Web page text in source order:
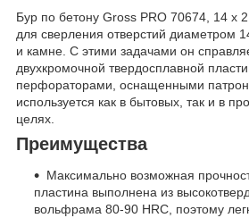
Бур по бетону Gross PRO 70674, 14 х
для сверления отверстий диаметром
и камне. С этими задачами он
двухкромочной твердосплавной
перфораторами, оснащенными
используется как в бытовых, так и в
целях.
Преимущества
Максимально возможная
пластина выполнена из
вольфрама 80-90 HRC, поэтому